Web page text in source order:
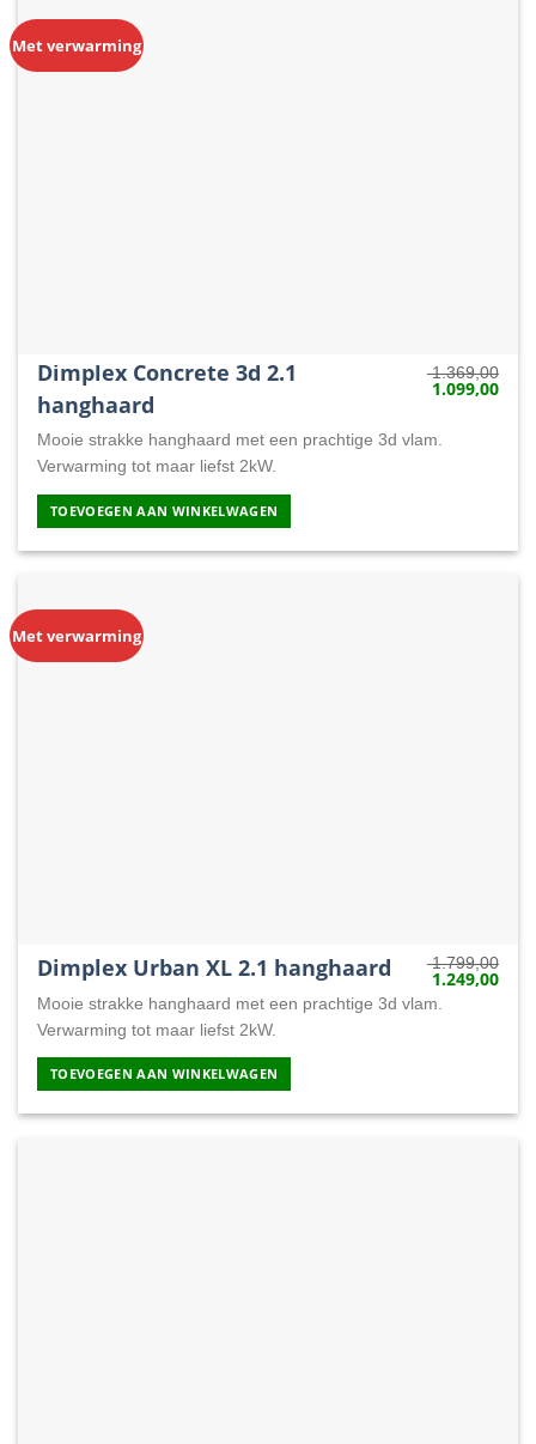
Met verwarming
Dimplex Concrete 3d 2.1
hanghaard
1.369,00
1.369,00.
1.099,00
Mooie strakke hanghaard met een prachtige 3d vlam.
Verwarming tot maar liefst 2kW.
TOEVOEGEN AAN WINKELWAGEN
Met verwarming
Dimplex Urban XL 2.1 hanghaard
1.799,00
was:
1.249,00
Mooie strakke hanghaard met een prachtige 3d vlam.
Verwarming tot maar liefst 2kW.
TOEVOEGEN AAN WINKELWAGEN